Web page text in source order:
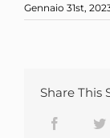
Gennaio 31st,
Share This
Facebook